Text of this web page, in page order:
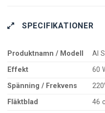
SPECIFIKATIONER
Produktnamn / Modell
Al
Effekt
60
Spänning / Frekvens
Fläktblad
46